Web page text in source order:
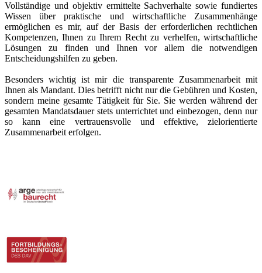
Vollständige und objektiv ermittelte Sachverhalte sowie fundiertes
Wissen über praktische und wirtschaftliche Zusammenhänge
ermöglichen es mir, auf der Basis der erforderlichen rechtlichen
Kompetenzen, Ihnen zu Ihrem Recht zu verhelfen, wirtschaftliche
Lösungen zu finden und Ihnen vor allem die notwendigen
Entscheidungshilfen zu geben.
Besonders wichtig ist mir die transparente Zusammenarbeit mit
Ihnen als Mandant. Dies betrifft nicht nur die Gebühren und Kosten,
sondern meine gesamte Tätigkeit für Sie. Sie werden während der
gesamten Mandatsdauer stets unterrichtet und einbezogen, denn nur
so kann eine vertrauensvolle und effektive, zielorientierte
Zusammenarbeit erfolgen.